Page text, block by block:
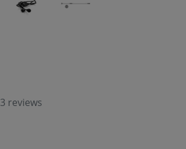
3 reviews